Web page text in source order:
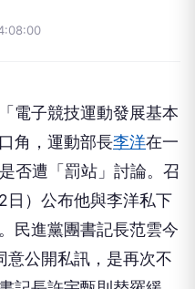
電子競技運動發展基本
角，運動部長李洋在一
否遭「罰站」討論。召
日）公布他與李洋私下
民進黨團書記長范雲今
意公開私訊，是再次不